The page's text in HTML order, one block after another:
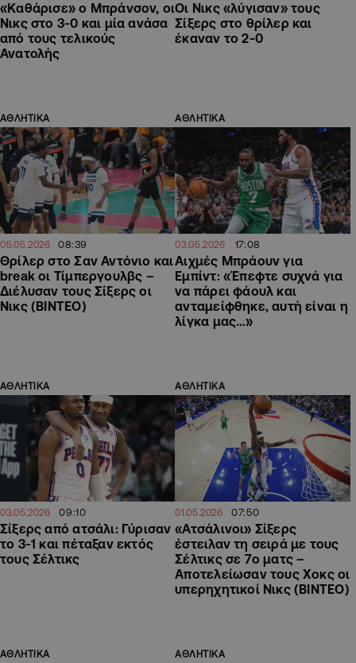
«Καθάρισε» ο Μπράνσον, οι
Νικς στο 3-0 και μία ανάσα
από τους τελικούς
Ανατολής
Οι Νικς «λύγισαν» τους
Σίξερς στο θρίλερ και
έκαναν το 2-0
ΑΘΛΗΤΙΚΑ
05.05.2026 08:39
Θρίλερ στο Σαν Αντόνιο και
break οι Τίμπεργουλβς –
Διέλυσαν τους Σίξερς οι
Νικς (ΒΙΝΤΕΟ)
ΑΘΛΗΤΙΚΑ
03.05.2026 17:08
Αιχμές Μπράουν για
Εμπίντ: «Έπεφτε συχνά για
να πάρει φάουλ και
ανταμείφθηκε, αυτή είναι η
λίγκα μας…»
ΑΘΛΗΤΙΚΑ
03.05.2026 09:10
Σίξερς από ατσάλι: Γύρισαν
το 3-1 και πέταξαν εκτός
τους Σέλτικς
ΑΘΛΗΤΙΚΑ
01.05.2026 07:50
«Ατσάλινοι» Σίξερς
έστειλαν τη σειρά με τους
Σέλτικς σε 7ο ματς –
Αποτελείωσαν τους Χοκς οι
υπερηχητικοί Νικς (ΒΙΝΤΕΟ)
ΑΘΛΗΤΙΚΑ ΑΘΛΗΤΙΚΑ